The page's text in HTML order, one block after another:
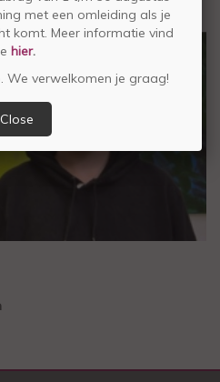
met een omleiding als je
komt. Meer informatie vind
hier.
We verwelkomen je graag!
Close